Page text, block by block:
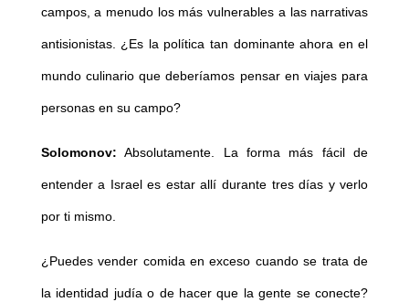
campos, a menudo los más vulnerables a las narrativas
antisionistas. ¿Es la política tan dominante ahora en el
mundo culinario que deberíamos pensar en viajes para
personas en su campo?
Solomonov: Absolutamente. La forma más fácil de
entender a Israel es estar allí durante tres días y verlo
por ti mismo.
¿Puedes vender comida en exceso cuando se trata de
la identidad judía o de hacer que la gente se conecte?